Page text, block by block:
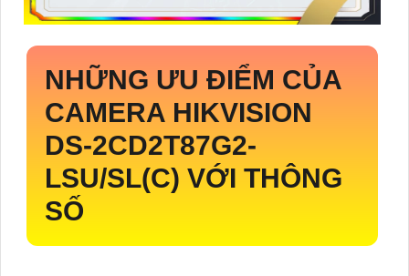
NHỮNG ƯU ĐIỂM CỦA
CAMERA HIKVISION
DS-2CD2T87G2-
LSU/SL(C) VỚI THÔNG
SỐ